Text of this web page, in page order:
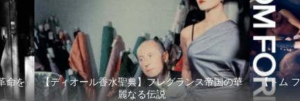
命を
【ディオール香水聖典】フレグランス帝国の華
麗なる伝説
【トム